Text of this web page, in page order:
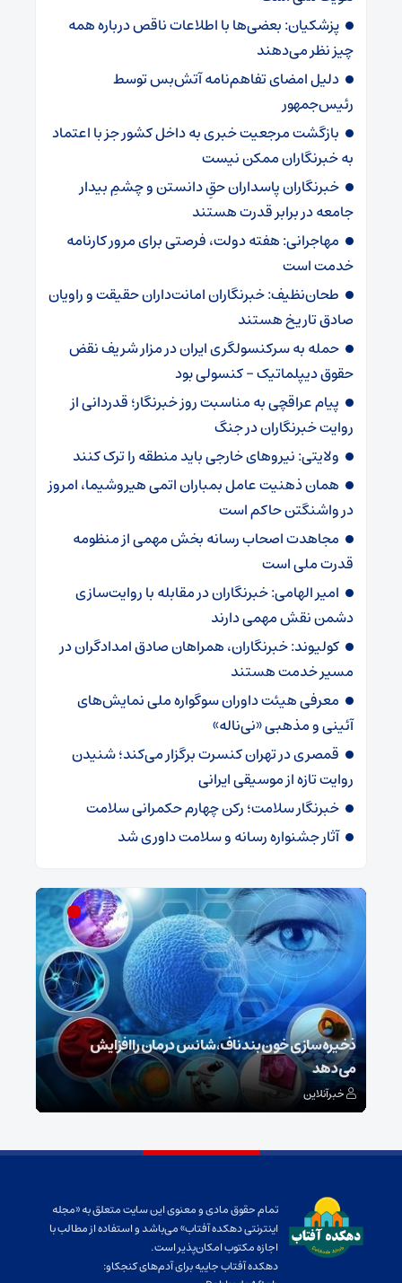
پزشکیان: بعضی‌ها با اطلاعات ناقص درباره همه
چیز نظر می‌دهند
دلیل امضای تفاهم‌نامه آتش‌بس توسط
رئیس‌جمهور
بازگشت مرجعیت خبری به داخل کشور جز با اعتماد
به خبرنگاران ممکن نیست
‏خبرنگاران پاسداران حقِ دانستن و چشمِ بیدار
جامعه در برابر قدرت هستند
مهاجرانی: هفته دولت، فرصتی برای مرور کارنامه
خدمت است
طحان‌نظیف: خبرنگاران امانت‌داران حقیقت و راویان
صادق تاریخ‌ هستند
حمله به سرکنسولگری ایران در مزار شریف نقض
حقوق دیپلماتیک – کنسولی بود
پیام عراقچی به مناسبت روز خبرنگار؛ قدردانی از
روایت خبرنگاران در جنگ
ولایتی: نیروهای خارجی باید منطقه را ترک کنند
همان ذهنیت عامل بمباران اتمی هیروشیما، امروز
در واشنگتن حاکم است
مجاهدت اصحاب رسانه بخش مهمی از منظومه
قدرت ملی است
امیر الهامی: خبرنگاران در مقابله با روایت‌سازی
دشمن نقش مهمی دارند
کولیوند: خبرنگاران، همراهان صادق امدادگران در
مسیر خدمت هستند
معرفی هیئت داوران سوگواره ملی نمایش‌های
آئینی و مذهبی «نی‌ناله»
قمصری در تهران کنسرت برگزار می‌کند؛ شنیدن
روایت تازه از موسیقی ایرانی
خبرنگار سلامت؛ رکن چهارم حکمرانی سلامت
آثار جشنواره رسانه و سلامت داوری شد
ذخیره‌سازی خون بند ناف، شانس درمان را افزایش
می‌دهد
خبرآنلاین
تمام حقوق مادی و معنوی این سایت متعلق به «مجله
اینترنتی دهکده آفتاب» می‌باشد و استفاده از مطالب با
اجازه مکتوب امکان‌پذیر است.
دهکده آفتاب جاییه برای آدم‌های کنجکاو: